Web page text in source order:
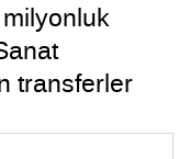
transferler